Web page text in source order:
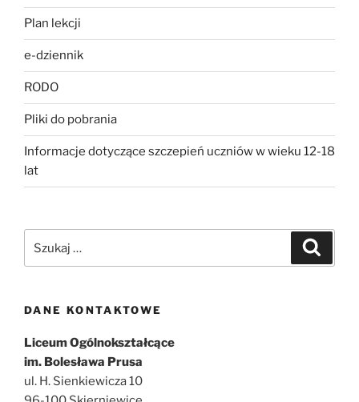
Plan lekcji
e-dziennik
RODO
Pliki do pobrania
Informacje dotyczące szczepień uczniów w wieku 12-18
lat
DANE KONTAKTOWE
Liceum Ogólnokształcące
im. Bolesława Prusa
ul. H. Sienkiewicza 10